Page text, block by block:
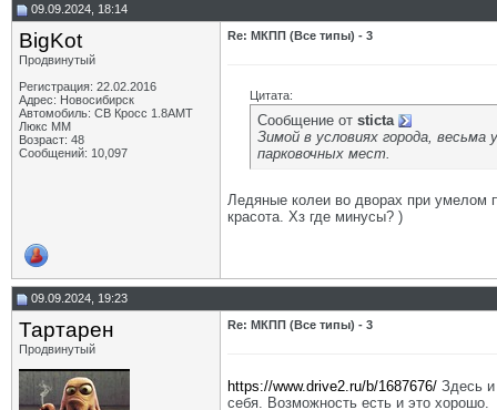
09.09.2024, 18:14
BigKot
Продвинутый
Регистрация: 22.02.2016
Адрес: Новосибирск
Автомобиль: СВ Кросс 1.8АМТ
Люкс ММ
Возраст: 48
Сообщений: 10,097
Re: МКПП (Все типы) - 3
Цитата:
Сообщение от sticta
Зимой в условиях города,
парковочных мест.
Ледяные колеи во дворах при умелом
красота. Хз где минусы? )
09.09.2024, 19:23
Тартарен
Продвинутый
Re: МКПП (Все типы) - 3
https://www.drive2.ru/b/1687676/ Здесь
себя. Возможность есть и это хорошо.